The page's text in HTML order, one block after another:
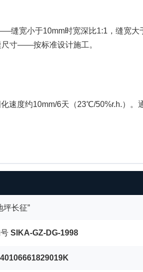
缝宽小于10mm时宽深比1:1，缝宽大
尺寸——按标准设计施工。
度约10mm/6天（23℃/50%r.h.）。
坪长征”
号SIKA-GZ-DG-1998